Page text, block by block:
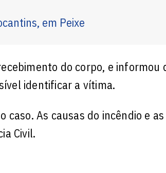
em Peixe
do corpo, e informou
identificar a vítima.
As causas do incêndio e as
Civil.